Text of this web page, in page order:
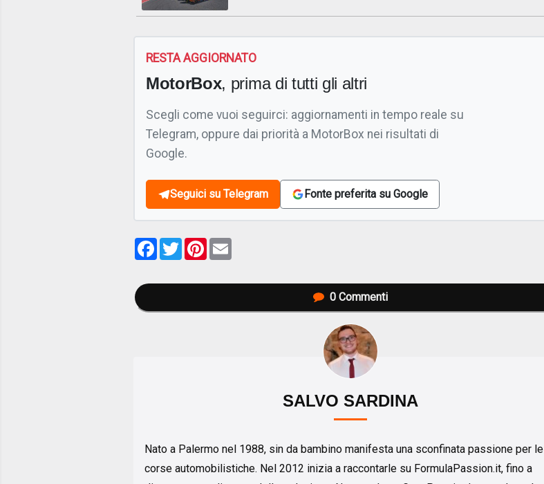
RESTA AGGIORNATO
MotorBox, prima di tutti gli altri
Scegli come vuoi seguirci: aggiornamenti in tempo reale su
Telegram, oppure dai priorità a MotorBox nei risultati di
Google.
Seguici su Telegram Fonte preferita su Google
Facebook
TwitterPinterest
0 Commenti
SALVO SARDINA
Nato a Palermo nel 1988, sin da bambino manifesta una sconfinata passione per le
corse automobilistiche. Nel 2012 inizia a raccontarle su FormulaPassion.it, fino a